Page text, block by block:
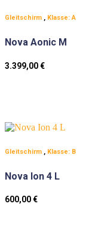
Gleitschirm , Klasse: A
Nova Aonic M
3.399,00€
Gleitschirm , Klasse: B
Nova Ion 4 L
600,00€